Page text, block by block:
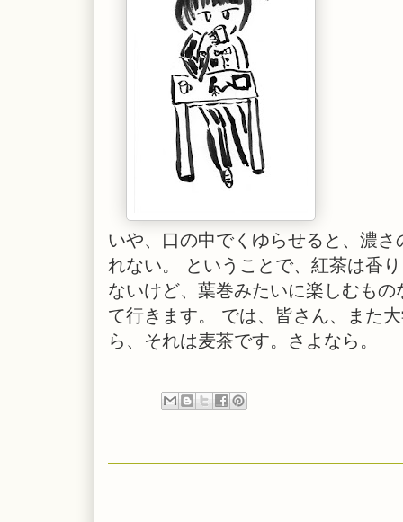
いや、口の中でくゆらせると、濃
れない。 ということで、紅茶は香
ないけど、葉巻みたいに楽しむも
て行きます。 では、皆さん、また
ら、それは麦茶です。さよなら。